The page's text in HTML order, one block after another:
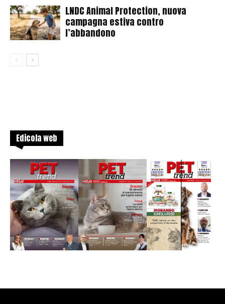
LNDC Animal Protection, nuova
campagna estiva contro
l’abbandono
Edicola web